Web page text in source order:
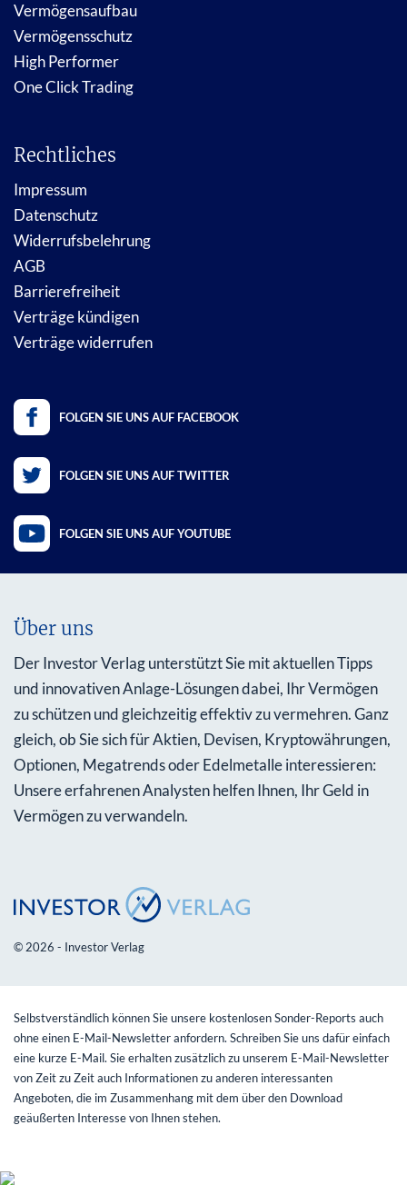
Vermögensaufbau
Vermögensschutz
High Performer
One Click Trading
Rechtliches
Impressum
Datenschutz
Widerrufsbelehrung
AGB
Barrierefreiheit
Verträge kündigen
Verträge widerrufen
FOLGEN SIE UNS AUF FACEBOOK
FOLGEN SIE UNS AUF TWITTER
FOLGEN SIE UNS AUF YOUTUBE
Über uns
Der Investor Verlag unterstützt Sie mit aktuellen Tipps
und innovativen Anlage-Lösungen dabei, Ihr Vermögen
zu schützen und gleichzeitig effektiv zu vermehren. Ganz
gleich, ob Sie sich für Aktien, Devisen, Kryptowährungen,
Optionen, Megatrends oder Edelmetalle interessieren:
Unsere erfahrenen Analysten helfen Ihnen, Ihr Geld in
Vermögen zu verwandeln.
© 2026 - Investor Verlag
Selbstverständlich können Sie unsere kostenlosen Sonder-Reports auch
ohne einen E-Mail-Newsletter anfordern. Schreiben Sie uns dafür einfach
eine kurze E-Mail. Sie erhalten zusätzlich zu unserem E-Mail-Newsletter
von Zeit zu Zeit auch Informationen zu anderen interessanten
Angeboten, die im Zusammenhang mit dem über den Download
geäußerten Interesse von Ihnen stehen.